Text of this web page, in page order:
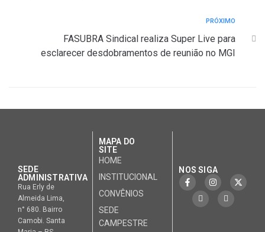
PRÓXIMO
FASUBRA Sindical realiza Super Live para
esclarecer desdobramentos de reunião no MGI
SEDE
ADMINISTRATIVA
Rua Erly de
Almeida Lima,
n° 680. Bairro
Camobi. Santa
MAPA DO
SITE
HOME
INSTITUCIONAL
CONVÊNIOS
SEDE
CAMPESTRE
NOS SIGA